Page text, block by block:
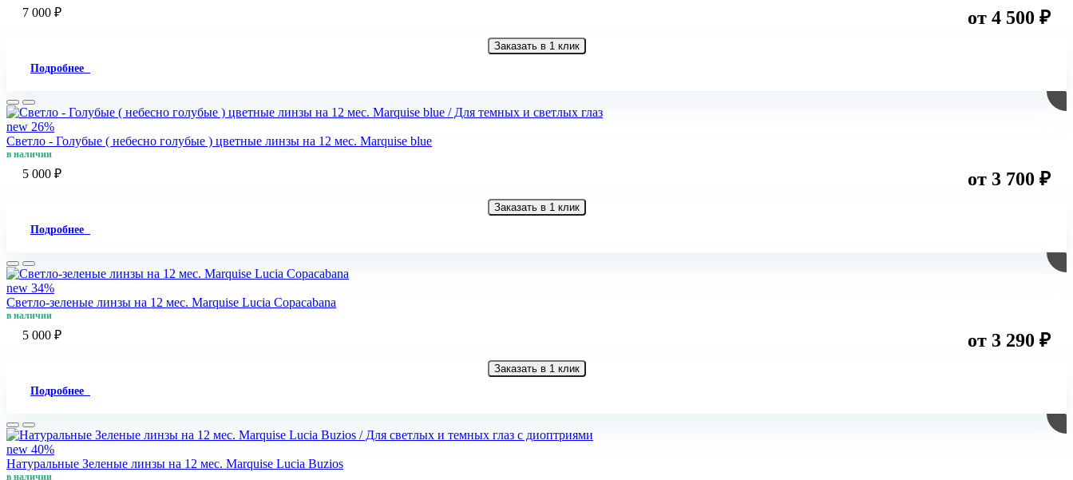
7 000 ₽ от 4 500 ₽
Заказать в 1 клик
Подробнее
new 26%
Светло - Голубые ( небесно голубые ) цветные линзы на 12 мес. Marquise blue
в наличии
5 000 ₽ от 3 700 ₽
Заказать в 1 клик
Подробнее
new 34%
Светло-зеленые линзы на 12 мес. Marquise Lucia Copacabana
в наличии
5 000 ₽ от 3 290 ₽
Заказать в 1 клик
Подробнее
new 40%
Натуральные Зеленые линзы на 12 мес. Marquise Lucia Buzios
в наличии